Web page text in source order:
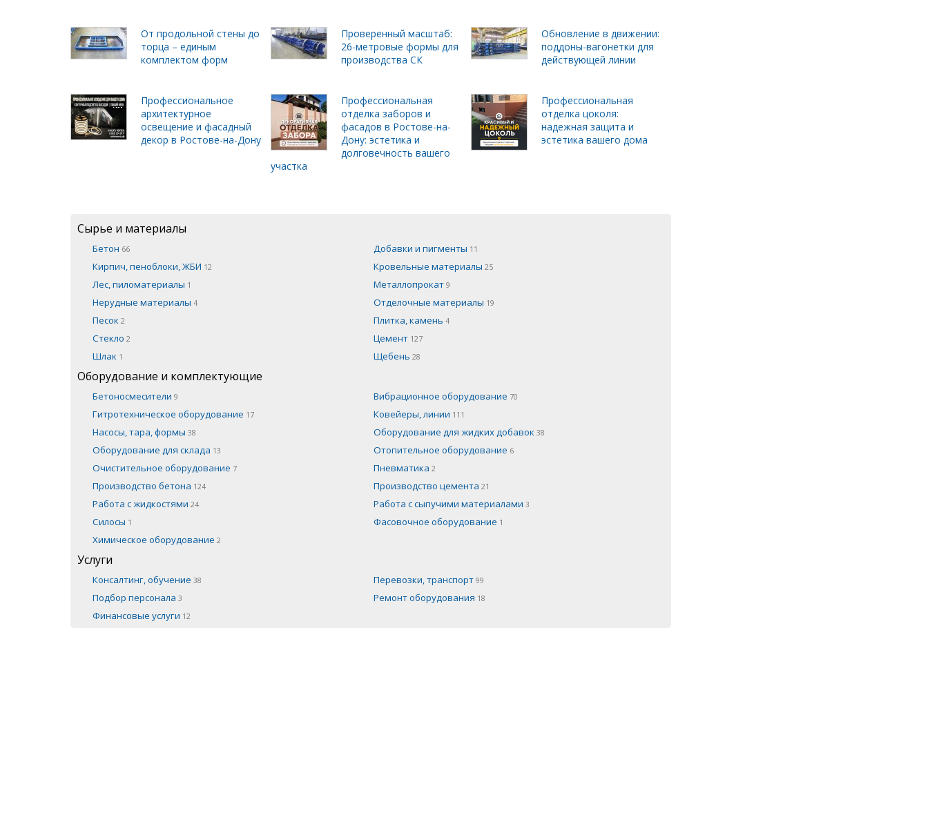
От продольной стены до
торца – единым
комплектом форм
Проверенный масштаб:
26-метровые формы для
производства СК
Обновление в движении:
поддоны-вагонетки для
действующей линии
Профессиональное
архитектурное
освещение и фасадный
декор в Ростове-на-Дону
Профессиональная
отделка заборов и
фасадов в Ростове-на-
Дону: эстетика и
долговечность вашего
участка
Профессиональная
отделка цоколя:
надежная защита и
эстетика вашего дома
Сырье и материалы
Бетон 66 Добавки и пигменты 11
Кирпич, пеноблоки, ЖБИ 12 Кровельные материалы 25
Лес, пиломатериалы 1 Металлопрокат 9
Нерудные материалы 4 Отделочные материалы 19
Песок 2 Плитка, камень 4
Стекло 2 Цемент 127
Шлак 1 Щебень 28
Оборудование и комплектующие
Бетоносмесители 9 Вибрационное оборудование 70
Гитротехническое оборудование 17 Ковейеры, линии 111
Насосы, тара, формы 38 Оборудование для жидких добавок 38
Оборудование для склада 13 Отопительное оборудование 6
Очистительное оборудование 7 Пневматика 2
Производство бетона 124 Производство цемента 21
Работа с жидкостями 24 Работа с сыпучими материалами 3
Силосы 1 Фасовочное оборудование 1
Химическое оборудование 2
Услуги
Консалтинг, обучение 38 Перевозки, транспорт 99
Подбор персонала 3 Ремонт оборудования 18
Финансовые услуги 12